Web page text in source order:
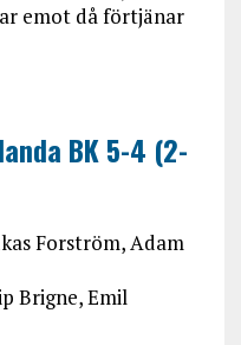
emot då förtjänar
BK 5-4 (2-
Forström, Adam
Brigne, Emil